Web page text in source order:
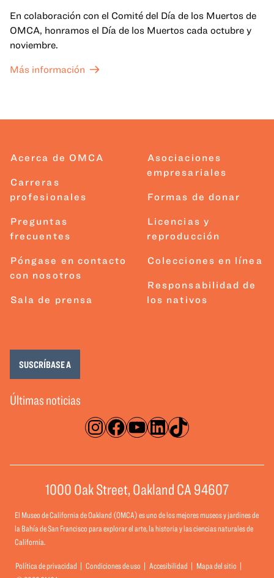
En colaboración con el Comité del Día de los Muertos de
OMCA, honramos el Día de los Muertos cada octubre y
noviembre.
Más información
Acerca de OMCA
Carreras
profesionales
Preguntas
frecuentes
Póngase en contacto
con nosotros
Sala de prensa
Asociaciones
empresariales
Formas de donar
Licencias y
reproducción
Colecciones en línea
Responsabilidad de
los nativos
Instagram
Facebook
YouTube
LinkedIn
TikTok
Últimas noticias
SUSCRÍBASE A
1000 Oak Street, Oakland CA 94607
El Museo de California de Oakland (OMCA) es uno de los mejores museos y jardines de
la Bahía de San Francisco para explorar el arte, la historia y las ciencias naturales de
California.
Política de privacidad Condiciones de uso Accesibilidad
Mapa del sitio